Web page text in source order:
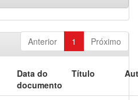
Anterior 1 Próximo
Data do
documento
Título